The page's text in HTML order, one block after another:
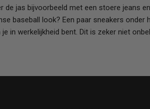
de jas bijvoorbeeld met een stoere jeans
baseball look? Een paar sneakers
je in werkelijkheid bent. Dit is zeker niet